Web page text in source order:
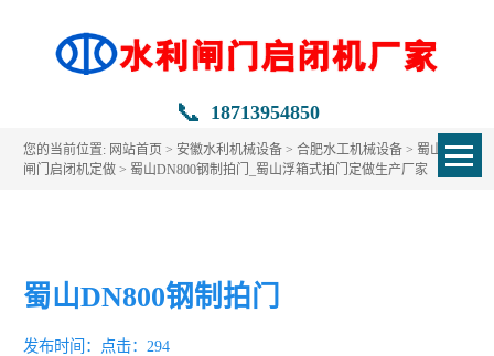
📞 18713954850
您的当前位置: 网站首页 > 安徽水利机械设备 >合肥水工机械设备 > 蜀山水利
闸门启闭机定做 > 蜀山DN800钢制拍门_蜀山浮箱式拍门定做生产厂家
蜀山DN800钢制拍门
发布时间： 点击：294